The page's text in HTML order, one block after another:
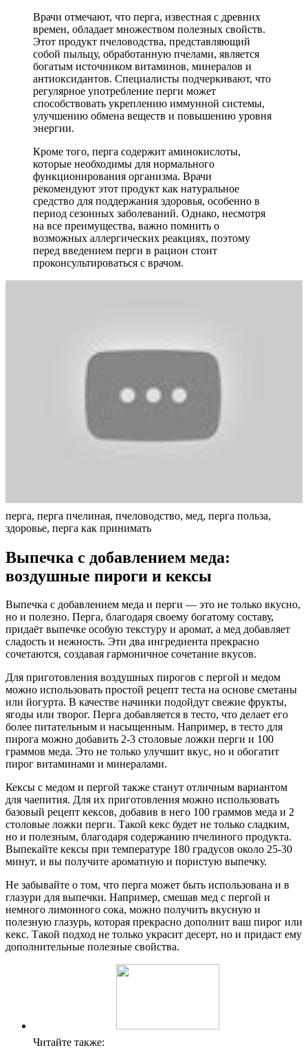
Врачи отмечают, что перга, известная с древних
времен, обладает множеством полезных свойств.
Этот продукт пчеловодства, представляющий
собой пыльцу, обработанную пчелами, является
богатым источником витаминов, минералов и
антиоксидантов. Специалисты подчеркивают, что
регулярное употребление перги может
способствовать укреплению иммунной системы,
улучшению обмена веществ и повышению уровня
энергии.
Кроме того, перга содержит аминокислоты,
которые необходимы для нормального
функционирования организма. Врачи
рекомендуют этот продукт как натуральное
средство для поддержания здоровья, особенно в
период сезонных заболеваний. Однако, несмотря
на все преимущества, важно помнить о
возможных аллергических реакциях, поэтому
перед введением перги в рацион стоит
проконсультироваться с врачом.
перга, перга пчелиная, пчеловодство, мед, перга польза,
здоровье, перга как принимать
Выпечка с добавлением меда:
воздушные пироги и кексы
Выпечка с добавлением меда и перги — это не только вкусно,
но и полезно. Перга, благодаря своему богатому составу,
придаёт выпечке особую текстуру и аромат, а мед добавляет
сладость и нежность. Эти два ингредиента прекрасно
сочетаются, создавая гармоничное сочетание вкусов.
Для приготовления воздушных пирогов с пергой и медом
можно использовать простой рецепт теста на основе сметаны
или йогурта. В качестве начинки подойдут свежие фрукты,
ягоды или творог. Перга добавляется в тесто, что делает его
более питательным и насыщенным. Например, в тесто для
пирога можно добавить 2-3 столовые ложки перги и 100
граммов меда. Это не только улучшит вкус, но и обогатит
пирог витаминами и минералами.
Кексы с медом и пергой также станут отличным вариантом
для чаепития. Для их приготовления можно использовать
базовый рецепт кексов, добавив в него 100 граммов меда и 2
столовые ложки перги. Такой кекс будет не только сладким,
но и полезным, благодаря содержанию пчелиного продукта.
Выпекайте кексы при температуре 180 градусов около 25-30
минут, и вы получите ароматную и пористую выпечку.
Не забывайте о том, что перга может быть использована и в
глазури для выпечки. Например, смешав мед с пергой и
немного лимонного сока, можно получить вкусную и
полезную глазурь, которая прекрасно дополнит ваш пирог или
кекс. Такой подход не только украсит десерт, но и придаст ему
дополнительные полезные свойства.
Читайте также: